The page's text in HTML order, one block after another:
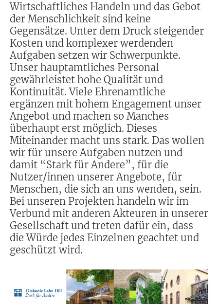
Wirtschaftliches Handeln und das Gebot
der Menschlichkeit sind keine
Gegensätze. Unter dem Druck steigender
Kosten und komplexer werdenden
Aufgaben setzen wir Schwerpunkte.
Unser hauptamtliches Personal
gewährleistet hohe Qualität und
Kontinuität. Viele Ehrenamtliche
ergänzen mit hohem Engagement unser
Angebot und machen so Manches
überhaupt erst möglich. Dieses
Miteinander macht uns stark. Das wollen
wir für unsere Aufgaben nutzen und
damit “Stark für Andere”, für die
Nutzer/innen unserer Angebote, für
Menschen, die sich an uns wenden, sein.
Bei unseren Projekten handeln wir im
Verbund mit anderen Akteuren in unserer
Gesellschaft und treten dafür ein, dass
die Würde jedes Einzelnen geachtet und
geschützt wird.